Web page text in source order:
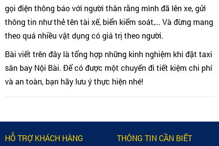
gọi điện thông báo với người thân rằng mình đã lên xe, gửi
thông tin như thẻ tên tài xế, biển kiểm soát,… Và đừng mang
theo quá nhiều vật dụng có giá trị theo người.
Bài viết trên đây là tổng hợp những kinh nghiệm khi đặt taxi
sân bay Nội Bài. Để có được một chuyến đi tiết kiệm chi phí
và an toàn, bạn hãy lưu ý thực hiện nhé!
HỖ TRỢ KHÁCH HÀNG THÔNG TIN CẦN BIẾT